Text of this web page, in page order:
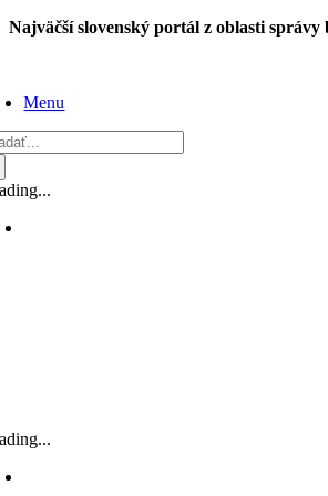
Skip
Najväčší slovenský portál z oblasti
Menu